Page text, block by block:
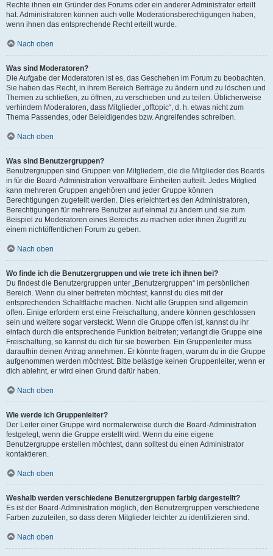
Rechte ihnen ein Gründer des Forums oder ein anderer Administrator erteilt
hat. Administratoren können auch volle Moderationsberechtigungen haben,
wenn ihnen das entsprechende Recht erteilt wurde.
Nach oben
Was sind Moderatoren?
Die Aufgabe der Moderatoren ist es, das Geschehen im Forum zu beobachten.
Sie haben das Recht, in ihrem Bereich Beiträge zu ändern und zu löschen und
Themen zu schließen, zu öffnen, zu verschieben und zu teilen. Üblicherweise
verhindern Moderatoren, dass Mitglieder „offtopic“, d. h. etwas nicht zum
Thema Passendes, oder Beleidigendes bzw. Angreifendes schreiben.
Nach oben
Was sind Benutzergruppen?
Benutzergruppen sind Gruppen von Mitgliedern, die die Mitglieder des Boards
in für die Board-Administration verwaltbare Einheiten aufteilt. Jedes Mitglied
kann mehreren Gruppen angehören und jeder Gruppe können
Berechtigungen zugeteilt werden. Dies erleichtert es den Administratoren,
Berechtigungen für mehrere Benutzer auf einmal zu ändern und sie zum
Beispiel zu Moderatoren eines Bereichs zu machen oder ihnen Zugriff zu
einem nichtöffentlichen Forum zu geben.
Nach oben
Wo finde ich die Benutzergruppen und wie trete ich ihnen bei?
Du findest die Benutzergruppen unter „Benutzergruppen“ im persönlichen
Bereich. Wenn du einer beitreten möchtest, kannst du dies mit der
entsprechenden Schaltfläche machen. Nicht alle Gruppen sind allgemein
offen. Einige erfordern erst eine Freischaltung, andere können geschlossen
sein und weitere sogar versteckt. Wenn die Gruppe offen ist, kannst du ihr
einfach durch die entsprechende Funktion beitreten; verlangt die Gruppe eine
Freischaltung, so kannst du dich für sie bewerben. Ein Gruppenleiter muss
daraufhin deinen Antrag annehmen. Er könnte fragen, warum du in die Gruppe
aufgenommen werden möchtest. Bitte belästige keinen Gruppenleiter, wenn er
dich ablehnt, er wird einen Grund dafür haben.
Nach oben
Wie werde ich Gruppenleiter?
Der Leiter einer Gruppe wird normalerweise durch die Board-Administration
festgelegt, wenn die Gruppe erstellt wird. Wenn du eine eigene
Benutzergruppe erstellen möchtest, dann solltest du einen Administrator
kontaktieren.
Nach oben
Weshalb werden verschiedene Benutzergruppen farbig dargestellt?
Es ist der Board-Administration möglich, den Benutzergruppen verschiedene
Farben zuzuteilen, so dass deren Mitglieder leichter zu identifizieren sind.
Nach oben